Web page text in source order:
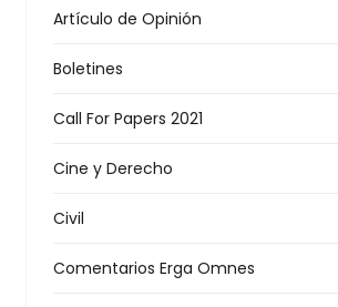
Artículo de Opinión
Boletines
Call For Papers 2021
Cine y Derecho
Civil
Comentarios Erga Omnes